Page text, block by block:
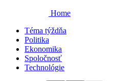
Home
Téma týždňa
Politika
Ekonomika
Spoločnosť
Technológie